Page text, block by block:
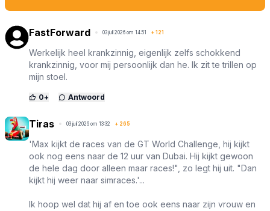
FastForward 03 juli 2026 om 14:51 + 121
Werkelijk heel krankzinnig, eigenlijk zelfs schokkend
krankzinnig, voor mij persoonlijk dan he. Ik zit te trillen op
mijn stoel.
0+ Antwoord
Tiras 03 juli 2026 om 13:32 + 265
'Max kijkt de races van de GT World Challenge, hij kijkt
ook nog eens naar de 12 uur van Dubai. Hij kijkt gewoon
de hele dag door alleen maar races!", zo legt hij uit. "Dan
kijkt hij weer naar simraces.'...
Ik hoop wel dat hij af en toe ook eens naar zijn vrouw en